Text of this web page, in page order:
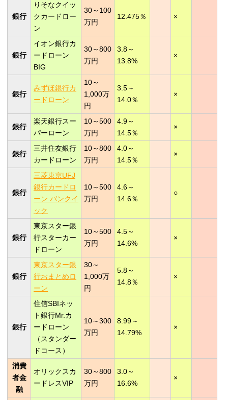
銀行
りそなクイッ
クカードロー
ン
30～100
万円
12.475％ ×
銀行
イオン銀行カ
ードローン
BIG
30～800
万円
3.8～
13.8%
×
銀行
みずほ銀行カ
ードローン
10～
1,000万
円
3.5～
14.0％
×
銀行
楽天銀行スー
パーローン
10～500
万円
4.9～
14.5％
×
銀行
三井住友銀行
カードローン
10～800
万円
4.0～
14.5％
×
銀行
三菱東京UFJ
銀行カードロ
ーン バンクイ
ック
10～500
万円
4.6～
14.6％
○
銀行
東京スター銀
行スターカー
ドローン
10～500
万円
4.5～
14.6%
×
銀行
東京スター銀
行おまとめロ
ーン
30～
1,000万
円
5.8～
14.8％
×
銀行
住信SBIネッ
ト銀行Mr.カ
ードローン
（スタンダー
ドコース）
10～300
万円
8.99～
14.79%
×
消費
者金
融
オリックスカ
ードレスVIP
30～800
万円
3.0～
16.6%
×